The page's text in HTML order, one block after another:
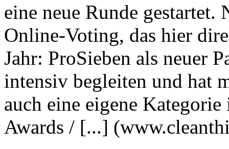
eine neue Runde
Online-Voting, das hier
Jahr: ProSieben als neuer
intensiv begleiten und hat
auch eine eigene
Awards / [...]